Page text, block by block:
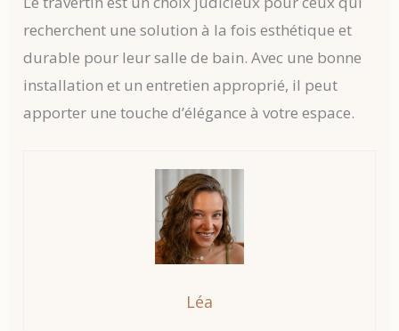
recherchent une solution à la fois esthétique et
durable pour leur salle de bain. Avec une bonne
installation et un entretien approprié, il peut
apporter une touche d’élégance à votre espace.
Léa